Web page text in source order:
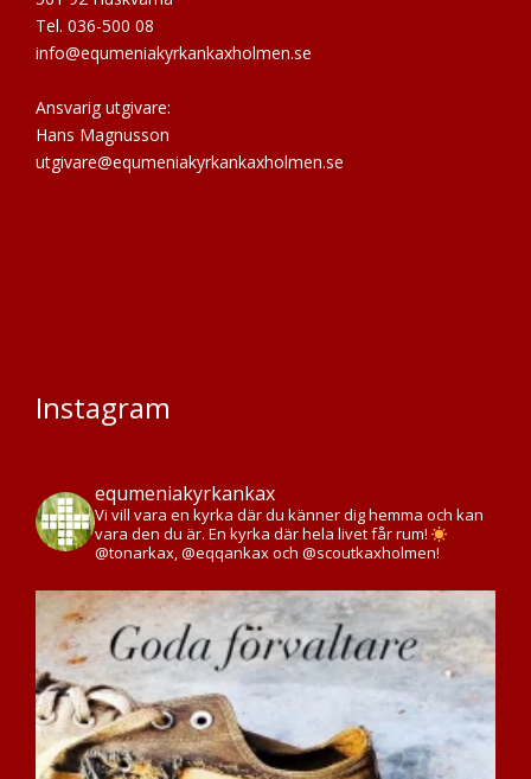
Tel. 036-500 08
info@equmeniakyrkankaxholmen.se
Ansvarig utgivare:
Hans Magnusson
utgivare@equmeniakyrkankaxholmen.se
Instagram
equmeniakyrkankax
Vi vill vara en kyrka där du känner dig hemma och kan
vara den du är. En kyrka där hela livet får rum!
@tonarkax, @eqqankax och @scoutkaxholmen!